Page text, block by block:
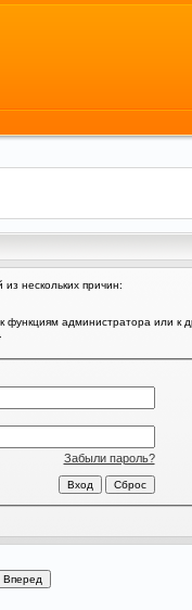
нескольких причин:
администратора или к
Забыли пароль?